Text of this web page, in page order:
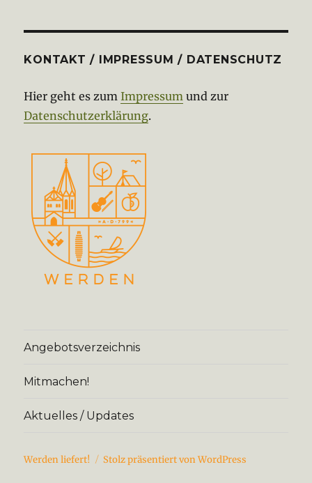
KONTAKT / IMPRESSUM / DATENSCHUTZ
Hier geht es zum Impressum und zur
Datenschutzerklärung.
Angebotsverzeichnis
Mitmachen!
Aktuelles / Updates
Werden liefert! Stolz präsentiert von WordPress